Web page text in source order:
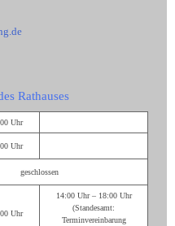
Rathauses
Uhr
Uhr
geschlossen
Uhr
14:00 Uhr – 18:00 Uhr
(Standesamt:
Terminvereinbarung